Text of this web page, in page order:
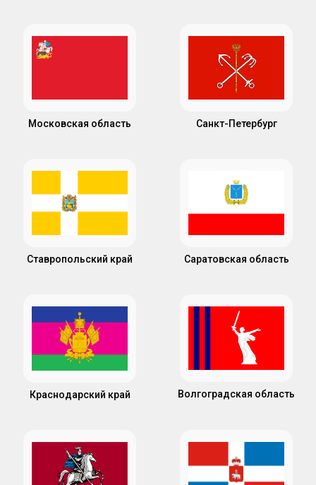
Московская область Санкт-Петербург
Ставропольский край Саратовская область
Краснодарский край Волгоградская область